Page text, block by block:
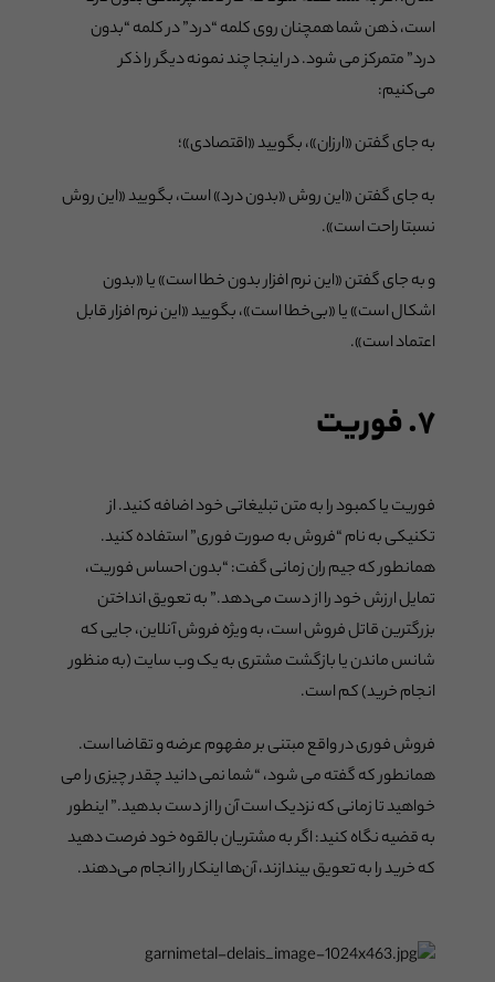
است، ذهن شما همچنان روی کلمه “درد” در کلمه “بدون
درد” متمرکز می شود. در اینجا چند نمونه دیگر را ذکر
می‌کنیم:
به جای گفتن «ارزان»، بگویید «اقتصادی»؛
به جای گفتن «این روش «بدون درد» است، بگویید «این روش
نسبتا راحت است».
و به جای گفتن «این نرم افزار بدون خطا است» یا «بدون
اشکال است» یا «بی‌خطا است»، بگویید «این نرم افزار قابل
اعتماد است».
۷. فوریت
فوریت یا کمبود را به متن تبلیغاتی خود اضافه کنید. از
تکنیکی به نام “فروش به صورت فوری” استفاده کنید.
همانطور که جیم ران زمانی گفت: “بدون احساس فوریت،
تمایل ارزش خود را از دست می‌دهد.” به تعویق انداختن
بزرگترین قاتل فروش است، به ویژه فروش آنلاین، جایی که
شانس ماندن یا بازگشت مشتری به یک وب سایت (به منظور
انجام خرید) کم است.
فروش فوری در واقع مبتنی بر مفهوم عرضه و تقاضا است.
همانطور که گفته می شود، “شما نمی دانید چقدر چیزی را می
خواهید تا زمانی که نزدیک است آن را از دست بدهید.” اینطور
به قضیه نگاه کنید: اگر به مشتریان بالقوه خود فرصت دهید
که خرید را به تعویق بیندازند، آن‌ها اینکار را انجام می‌دهند.